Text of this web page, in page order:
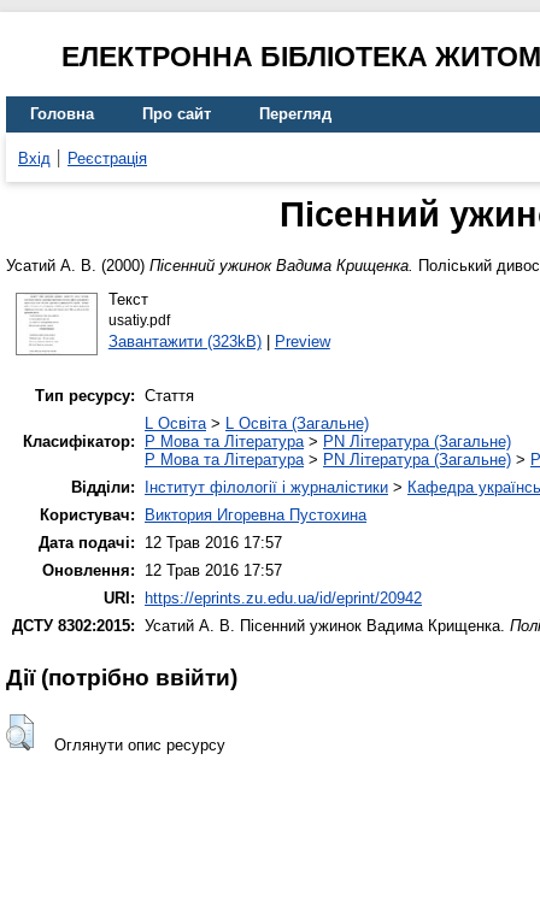
ЕЛЕКТРОННА БІБЛІОТЕКА
Головна Про сайт Перегляд
Вхід Реєстрація
Пісенний
Усатий А. В. (2000) Пісенний ужинок Вадима Крищенка. Поліський
Текст
usatiy.pdf
Завантажити (323kB)| Preview
Тип ресурсу: Стаття
Класифікатор:
L Освіта> L Освіта (Загальне)
P Мова та Література> PN Література (Загальне)
P Мова та Література> PN Література (Загальне) >
Відділи:
Інститут філології і журналістики > Кафедра
Користувач:
Виктория Игоревна Пустохина
Дата подачі:
12 Трав 2016 17:57
Оновлення:
12 Трав 2016 17:57
URI:
https://eprints.zu.edu.ua/id/eprint/20942
ДСТУ 8302:2015: Усатий А. В. Пісенний ужинок Вадима Крищенка.
Дії ​​(потрібно ввійти)
Оглянути опис ресурсу